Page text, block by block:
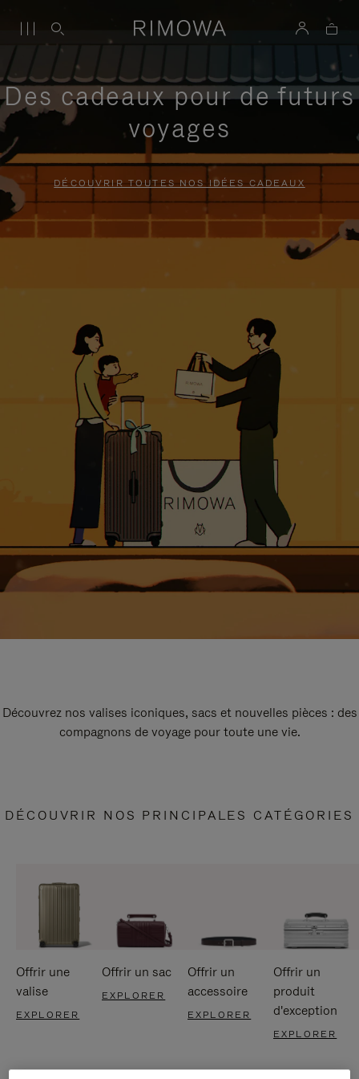
Des cadeaux pour de futurs
voyages
DÉCOUVRIR TOUTES NOS IDÉES CADEAUX
Découvrez nos valises iconiques, sacs et nouvelles pièces : des
compagnons de voyage pour toute une vie.
DÉCOUVRIR NOS PRINCIPALES CATÉGORIES
Offrir une
valise
EXPLORER
Offrir un sac
EXPLORER
Offrir un
accessoire
EXPLORER
Offrir un
produit
d'exception
EXPLORER